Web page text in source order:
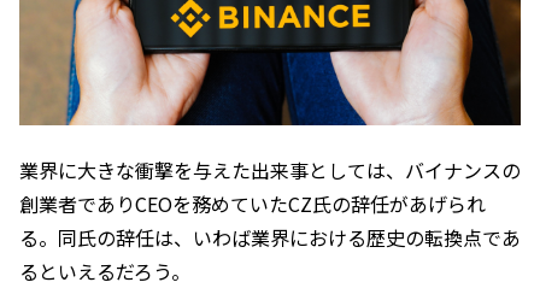
業界に大きな衝撃を与えた出来事としては、バイナンスの
創業者でありCEOを務めていたCZ氏の辞任があげられ
る。同氏の辞任は、いわば業界における歴史の転換点であ
るといえるだろう。